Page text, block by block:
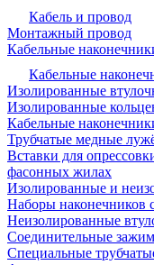
Кабель и провод
Монтажный провод
Кабельные
Кабельные
Изолированные
Изолированные
Кабельные
Трубчатые медные
Вставки для
фасонных жилах
Изолированные и
Наборы наконечников
Неизолированные
Соединительные
Специальные